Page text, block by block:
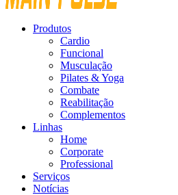
Produtos
Cardio
Funcional
Musculação
Pilates & Yoga
Combate
Reabilitação
Complementos
Linhas
Home
Corporate
Professional
Serviços
Notícias